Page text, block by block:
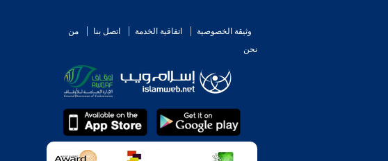
وثيقة الخصوصية اتفاقية الخدمة اتصل بنا
من
نحن